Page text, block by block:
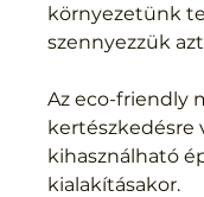
környezetünk
szennyezzük
Az eco-friendly
kertészkedésre
kihasználható
kialakításakor.